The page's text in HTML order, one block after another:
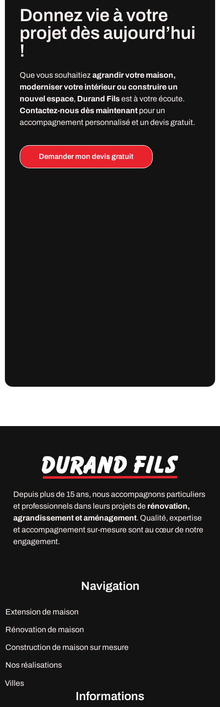
Donnez vie à votre
projet dès aujourd’hui
!
Que vous souhaitiez agrandir votre maison,
moderniser votre intérieur ou construire un
nouvel espace, Durand Filsest à votre écoute.
Contactez-nous dès maintenant pour un
accompagnement personnalisé et un devis gratuit.
Demander mon devis gratuit
Depuis plus de 15 ans, nous accompagnons particuliers
et professionnels dans leurs projets de rénovation,
agrandissement et aménagement. Qualité, expertise
et accompagnement sur-mesure sont au cœur de notre
engagement.
Navigation
Extension de maison
Rénovation de maison
Construction de maison sur mesure
Nos réalisations
Villes
Informations